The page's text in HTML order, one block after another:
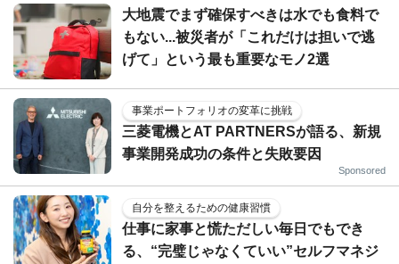
大地震でまず確保すべきは水でも食料で
もない...被災者が「これだけは担いで逃
げて」という最も重要なモノ2選
事業ポートフォリオの変革に挑戦
三菱電機とAT PARTNERSが語る、新規
事業開発成功の条件と失敗要因
Sponsored
自分を整えるための健康習慣
仕事に家事と慌ただしい毎日でもでき
る、“完璧じゃなくていい”セルフマネジ